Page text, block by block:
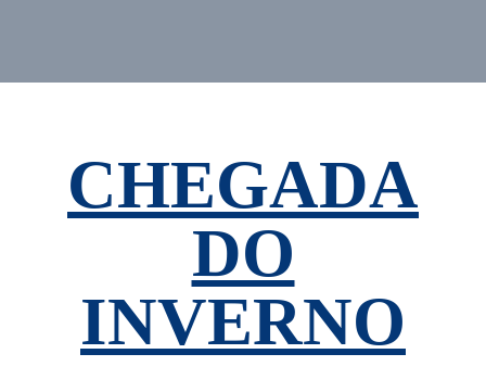
CHEGADA
DO
INVERNO